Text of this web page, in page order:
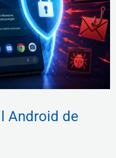
Android de